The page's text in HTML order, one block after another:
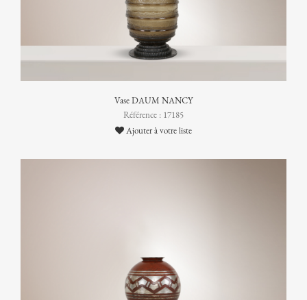
Vase DAUM NANCY
Référence : 17185
Ajouter à votre liste